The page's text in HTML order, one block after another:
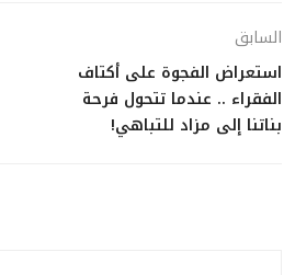
السابق
استعراض الفجوة على أكتاف
الفقراء .. عندما تتحول فرحة
بناتنا إلى مزاد للتباهي!